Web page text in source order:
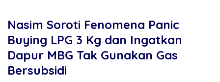
Nasim Soroti Fenomena Panic
Buying LPG 3 Kg dan Ingatkan
Dapur MBG Tak Gunakan Gas
Bersubsidi